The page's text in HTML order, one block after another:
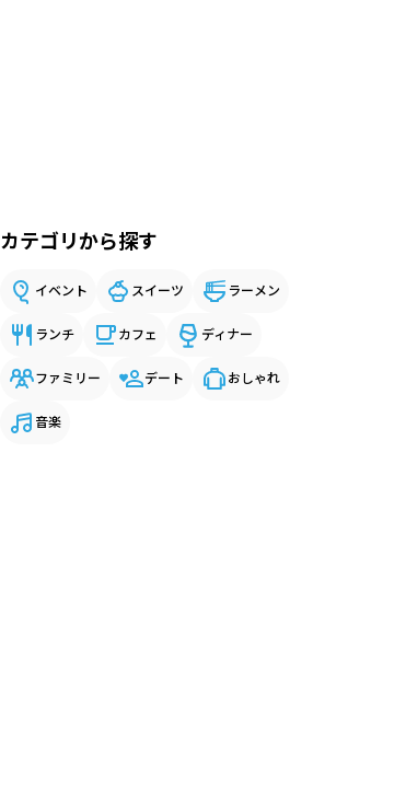
カテゴリから探す
イベント スイーツ ラーメン
ランチ カフェ ディナー
ファミリー デート おしゃれ
音楽